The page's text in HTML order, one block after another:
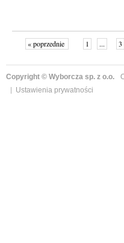
« poprzednie 1 ... 3
Copyright © Wyborcza sp. z o.o.
Ustawienia prywatności